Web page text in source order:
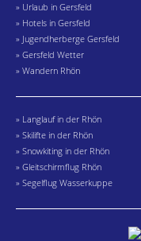
» Urlaub in Gersfeld
» Hotels in Gersfeld
» Jugendherberge Gersfeld
» Gersfeld Wetter
» Wandern Rhön
» Langlauf in der Rhön
» Skilifte in der Rhön
» Snowkiting in der Rhön
» Gleitschirmflug Rhön
» Segelflug Wasserkuppe